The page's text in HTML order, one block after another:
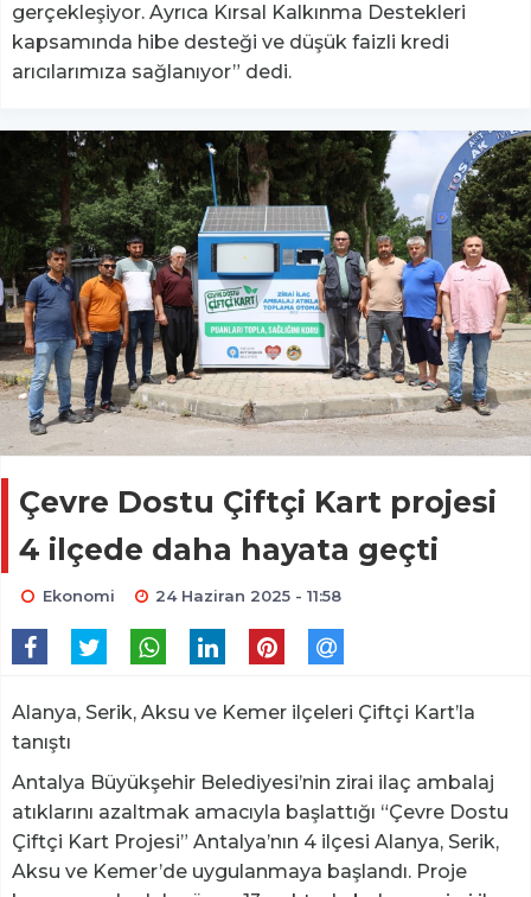
gerçekleşiyor. Ayrıca Kırsal Kalkınma Destekleri
kapsamında hibe desteği ve düşük faizli kredi
arıcılarımıza sağlanıyor” dedi.
Çevre Dostu Çiftçi Kart projesi
4 ilçede daha hayata geçti
Ekonomi 24 Haziran 2025 - 11:58
Alanya, Serik, Aksu ve Kemer ilçeleri Çiftçi Kart’la
tanıştı
Antalya Büyükşehir Belediyesi’nin zirai ilaç ambalaj
atıklarını azaltmak amacıyla başlattığı “Çevre Dostu
Çiftçi Kart Projesi” Antalya’nın 4 ilçesi Alanya, Serik,
Aksu ve Kemer’de uygulanmaya başlandı. Proje